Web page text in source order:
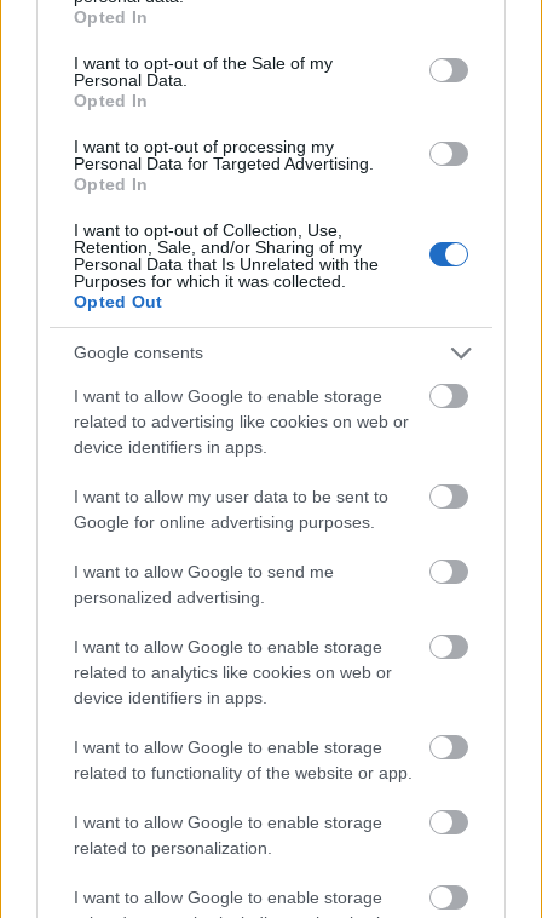
grant or deny consent to Google and its third-party tags to
use your data for below specified purposes in below Google
consent section.
Opted In
I want to opt-out of the Sale of my
Personal Data.
Opted In
I want to opt-out of processing my
Personal Data for Targeted Advertising.
Opted In
I want to opt-out of Collection, Use,
Retention, Sale, and/or Sharing of my
Personal Data that Is Unrelated with the
Purposes for which it was collected.
Opted Out
Google consents
I want to allow Google to enable storage
related to advertising like cookies on web or
device identifiers in apps.
I want to allow my user data to be sent to
Google for online advertising purposes.
I want to allow Google to send me
personalized advertising.
I want to allow Google to enable storage
related to analytics like cookies on web or
device identifiers in apps.
I want to allow Google to enable storage
related to functionality of the website or app.
I want to allow Google to enable storage
related to personalization.
I want to allow Google to enable storage
η συγκεκριμένη εξέλιξη αποτελεί μια επιπλέον
Δημόσιου και Ιδιωτικού Τομέα ως μοχλού
ανάπτυξης και βελτίωσης της καθημερινότητας
των πολιτών».
Ακολουθήστε το
πρώτοι όλες τιςειδήσειςαπό την Ελλάδα και τον κόσμο.
Διαβάζονται αυτή τη στιγμή
Η γαλάζια «θετική ατζέντα» στο δρόμο για το
2027 - Το παράπονο της Καρυστιανού - Στον
Πυρόπληκτοι: Τι σημαίνουν τα «πράσινα»,
αποζημιώσεις